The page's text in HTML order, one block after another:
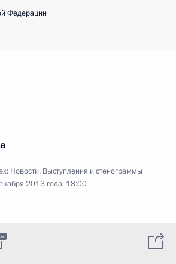
Федерации
Новости, Выступления и стенограммы
2013 года, 18:00